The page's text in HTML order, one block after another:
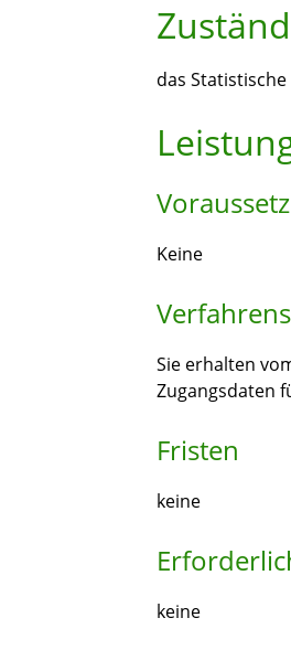
das
Keine
Sie erhalten
Zugangsdaten
Fristen
keine
keine